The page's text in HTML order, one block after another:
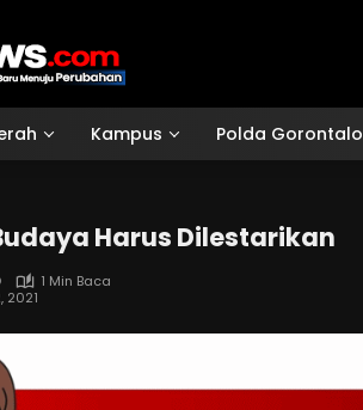
Kampus Polda Gorontalo
Harus Dilestarikan
1 Min Baca
2021